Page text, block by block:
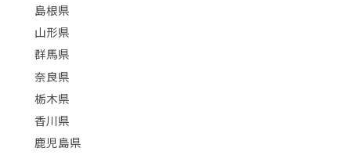
島根県
山形県
群馬県
奈良県
栃木県
香川県
鹿児島県